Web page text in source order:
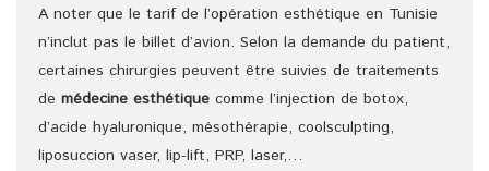
A noter que le tarif de l’opération esthétique en Tunisie
n’inclut pas le billet d’avion. Selon la demande du patient,
certaines chirurgies peuvent être suivies de traitements
de médecine esthétique comme l’injection de botox,
d’acide hyaluronique, mésothérapie, coolsculpting,
liposuccion vaser, lip-lift, PRP, laser,…